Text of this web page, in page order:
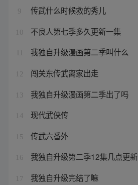
9 传武什么时候救的秀儿
10 不良人第七季多久更新一集
我独自升级漫画第二季叫什么
12 闯关东传武离家出走
13 我独自升级漫画第二季出了吗
14 现代武侠传
15 传武六番外
16 我独自升级第二季12集几点更新
17 我独自升级完结了嘛